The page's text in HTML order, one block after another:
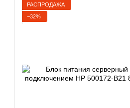
РАСПРОДАЖА
−32%